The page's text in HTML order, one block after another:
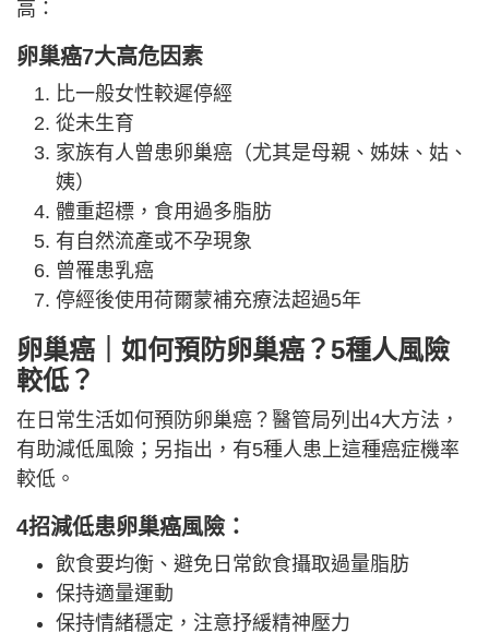
高：
卵巢癌7大高危因素
比一般女性較遲停經
從未生育
家族有人曾患卵巢癌（尤其是母親、姊妹、姑、
姨）
體重超標，食用過多脂肪
有自然流產或不孕現象
曾罹患乳癌
停經後使用荷爾蒙補充療法超過5年
卵巢癌｜如何預防卵巢癌？5種人風險
較低？
在日常生活如何預防卵巢癌？醫管局列出4大方法，
有助減低風險；另指出，有5種人患上這種癌症機率
較低。
4招減低患卵巢癌風險：
飲食要均衡、避免日常飲食攝取過量脂肪
保持適量運動
保持情緒穩定，注意抒緩精神壓力